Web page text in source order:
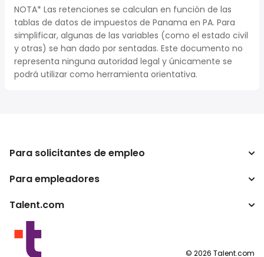
NOTA* Las retenciones se calculan en función de las
tablas de datos de impuestos de Panama en PA. Para
simplificar, algunas de las variables (como el estado civil
y otras) se han dado por sentadas. Este documento no
representa ninguna autoridad legal y únicamente se
podrá utilizar como herramienta orientativa.
Para solicitantes de empleo
Buscador de trabajo
Para empleadores
Empresa
Programas para publishers
Talent.com
Otros países
Condiciones de uso
© 2026 Talent.com